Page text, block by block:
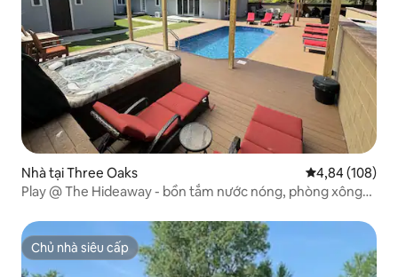
Nhà tại Three Oaks Xếp hạng
4,84 (108)
Play @ The Hideaway - bồn tắm nước nóng, phòng xông
Chủ nhà siêu cấp
Chủ nhà siêu cấp